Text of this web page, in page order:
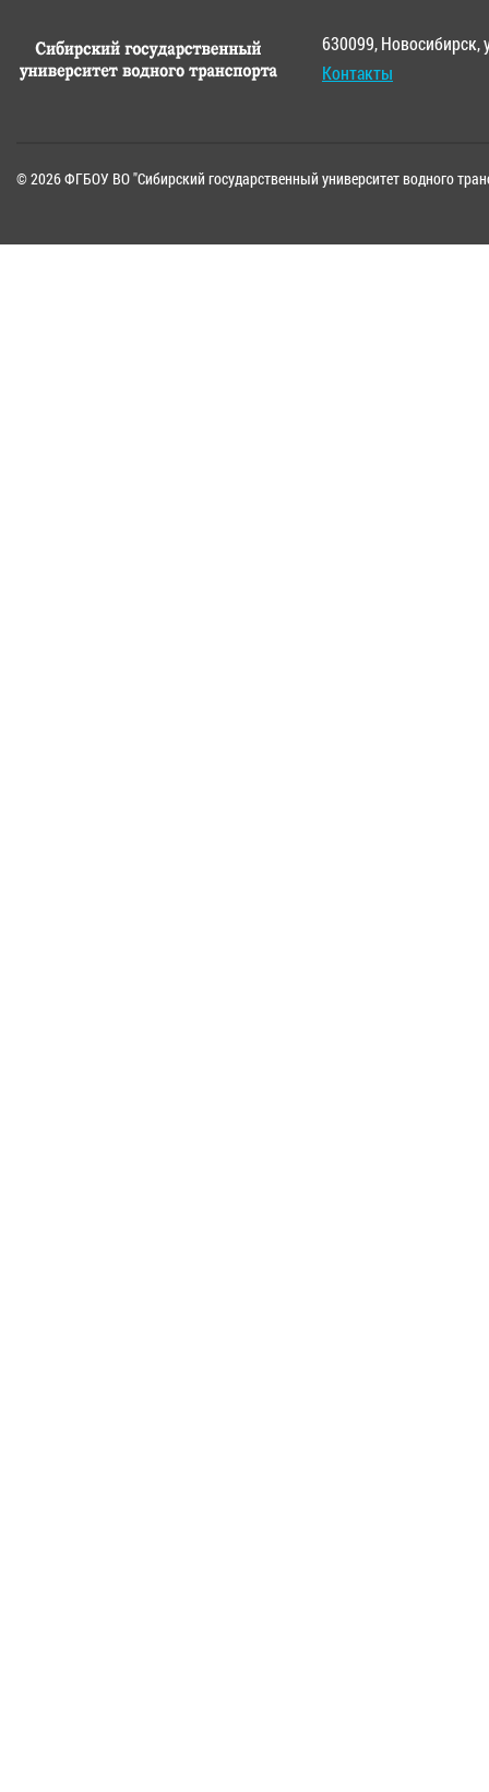
630099, Новосибирск,
Контакты
© 2026 ФГБОУ ВО "Сибирский государственный университет водного